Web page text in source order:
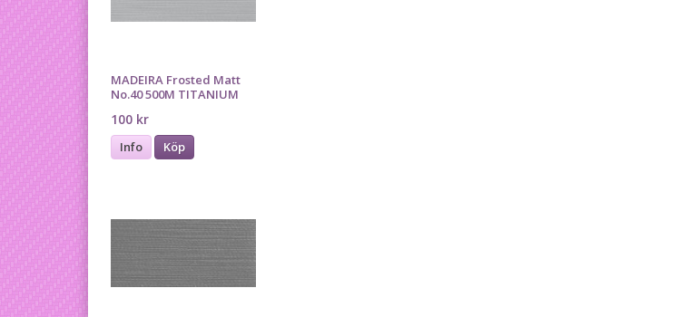
MADEIRA Frosted Matt
No.40 500M TITANIUM
100 kr
Info Köp